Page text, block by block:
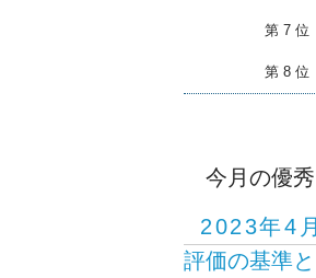
第 7 位
第 8 位
今月の優
2023年4
評価の基準